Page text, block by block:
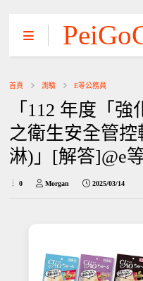
首頁 測驗 E等公務員
「112 年度「
之衛生安全管
淋)」[解答]@e
0 Morgan 2025/03/14